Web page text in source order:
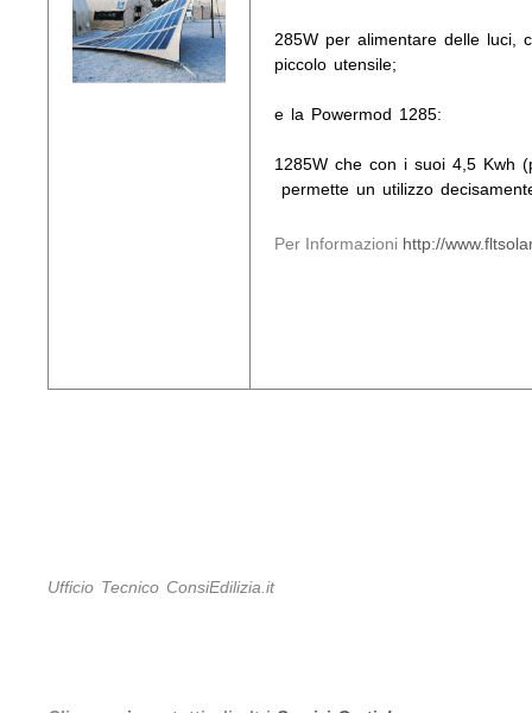
285W per alimentare delle luci,
piccolo utensile;
e la Powermod 1285:
1285W che con i suoi 4,5 Kwh
permette un utilizzo
Per Informazioni http://
Ufficio Tecnico ConsiEdilizia.it